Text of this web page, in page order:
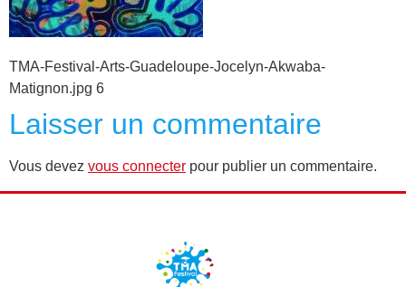
TMA-Festival-Arts-Guadeloupe-Jocelyn-Akwaba-
Matignon.jpg 6
Laisser un commentaire
Vous devez vous connecter pour publier un commentaire.